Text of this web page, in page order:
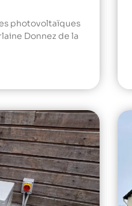
photovoltaïques
Donnez de la